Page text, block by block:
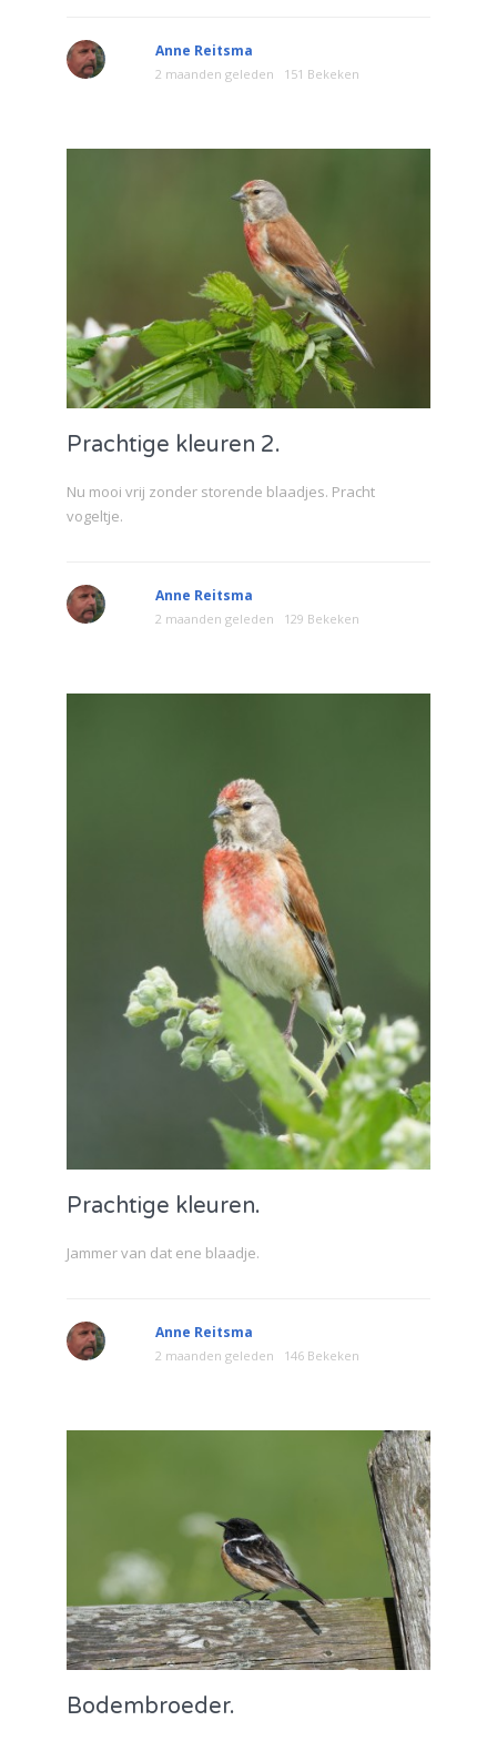
Anne Reitsma
2 maanden geleden 151 Bekeken
Prachtige kleuren 2.
Nu mooi vrij zonder storende blaadjes. Pracht
vogeltje.
Anne Reitsma
2 maanden geleden 129 Bekeken
Prachtige kleuren.
Jammer van dat ene blaadje.
Anne Reitsma
2 maanden geleden 146 Bekeken
Bodembroeder.